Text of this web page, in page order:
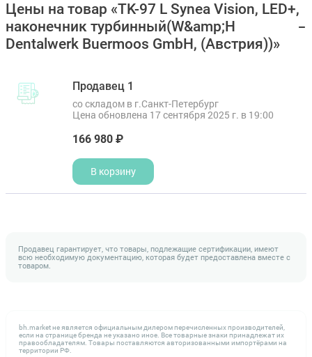
Цены на товар «TK-97 L Synea Vision, LED+,
наконечник турбинный(W&amp;H
Dentalwerk Buermoos GmbH, (Австрия))»
Продавец 1
со складом в г.Санкт-Петербург
Цена обновлена 17 сентября 2025 г. в 19:00
166 980 ₽
В корзину
Продавец гарантирует, что товары, подлежащие сертификации, имеют
всю необходимую документацию, которая будет предоставлена вместе с
товаром.
bh.market не является официальным дилером перечисленных производителей,
если на странице бренда не указано иное. Все товарные знаки принадлежат их
правообладателям. Товары поставляются авторизованными импортёрами на
территории РФ.